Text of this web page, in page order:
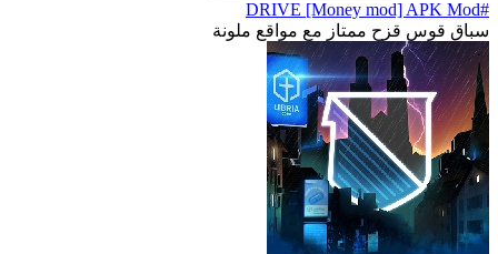
#DRIVE [Money mod] APK Mod
سباق قوس قزح ممتاز مع مواقع ملونة